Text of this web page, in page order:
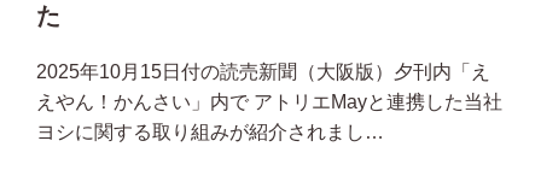
た
2025年10月15日付の読売新聞（大阪版）夕刊内「え
えやん！かんさい」内で アトリエMayと連携した当社
ヨシに関する取り組みが紹介されまし…